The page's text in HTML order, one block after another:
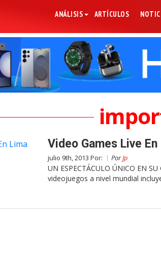
ANÁLISIS ARTÍCULOS
Video Games Live En
julio 9th, 2013 Por: PorJp
UN ESPECTÁCULO ÚNICO EN
videojuegos a nivel mundial